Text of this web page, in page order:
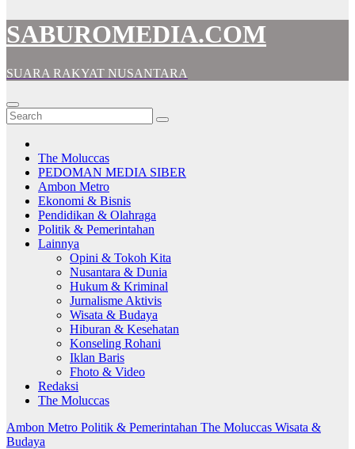
SABUROMEDIA.COM
SUARA RAKYAT NUSANTARA
The Moluccas
PEDOMAN MEDIA SIBER
Ambon Metro
Ekonomi & Bisnis
Pendidikan & Olahraga
Politik & Pemerintahan
Lainnya
Opini & Tokoh Kita
Nusantara & Dunia
Hukum & Kriminal
Jurnalisme Aktivis
Wisata & Budaya
Hiburan & Kesehatan
Konseling Rohani
Iklan Baris
Fhoto & Video
Redaksi
The Moluccas
Ambon Metro Politik & Pemerintahan The Moluccas Wisata &
Budaya